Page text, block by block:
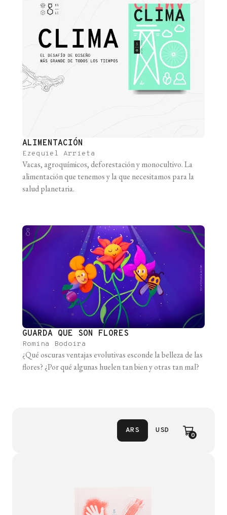
ALIMENTACIÓN
Ezequiel Arrieta
Vacas, agroquímicos, deforestación y monocultivo. La
alimentación que tenemos y la que necesitamos para la
salud planetaria.
GUARDA QUE SON FLORES
Romina Bodoira
¿Qué oscuras ventajas evolutivas esconde la belleza de las
flores? ¿Por qué algunas huelen tan bien y otras tan mal?
ARS USD
0